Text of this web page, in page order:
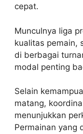
cepat.
Munculnya liga
kualitas pemain,
di berbagai
modal penting
Selain
matang,
menunjukkan
Permainan yang